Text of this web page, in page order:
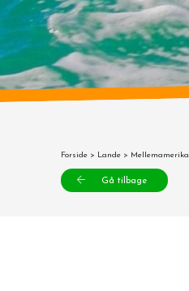
Forside > Lande > Mellemamerika
Gå tilbage